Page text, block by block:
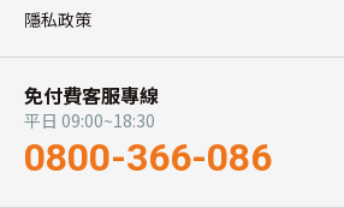
隱私政策
免付費客服專線
平日 09:00~18:30
0800-366-086